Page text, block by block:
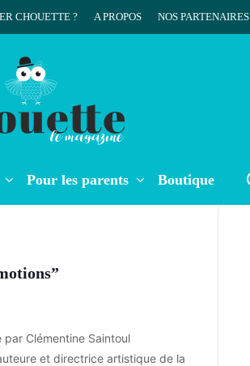
CHOUETTE ? A PROPOS NOS PARTENAIRES
Pour les parents Boutique
par Clémentine Saintoul
et directrice artistique de la